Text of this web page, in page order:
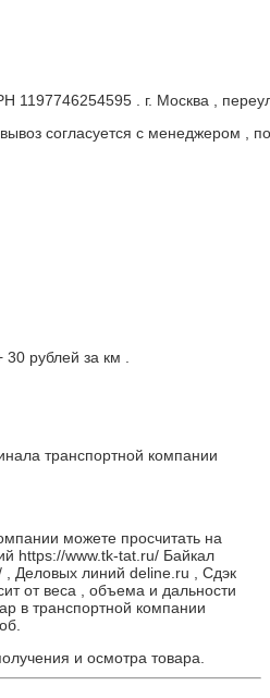
1197746254595 . г. Москва ,
согласуется с менеджером ,
рублей за км .
транспортной компании
можете просчитать на
https://www.tk-tat.ru/ Байкал
, Деловых линий deline.ru , Сдэк
от веса , объема и дальности
в транспортной компании
и осмотра товара.